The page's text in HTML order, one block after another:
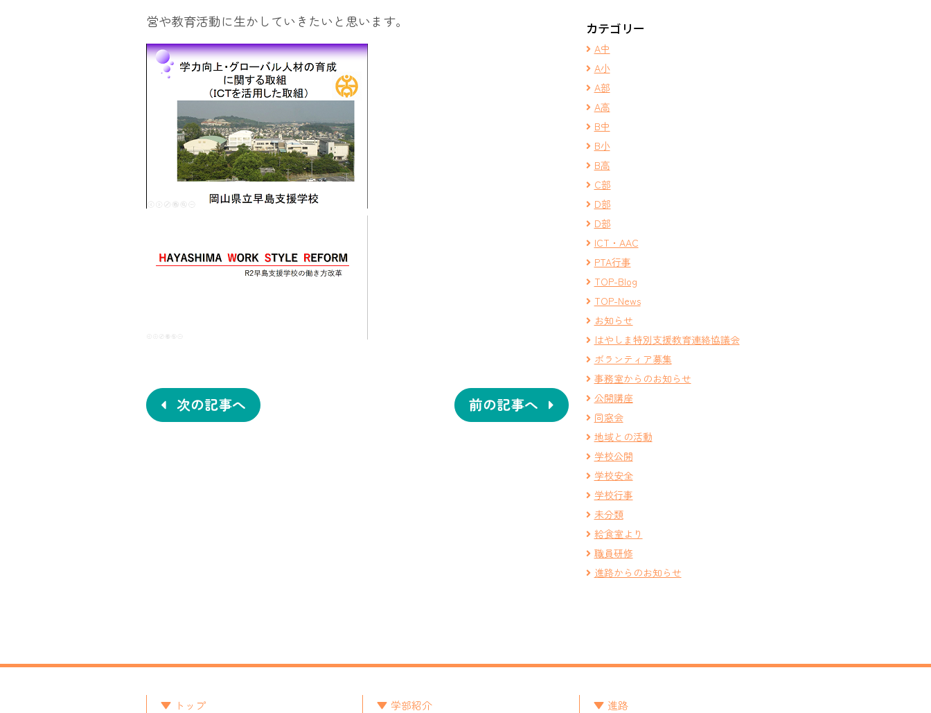
営や教育活動に生かしていきたいと思います。
稿
ナ 前の記事へ
次の記事へ
カテゴリー
A中
A小
A部
A高
B中
B小
B高
C部
D部
D部
ICT・AAC
PTA行事
TOP-Blog
TOP-News
お知らせ
はやしま特別支援教育連絡協議会
ボランティア募集
事務室からのお知らせ
公開講座
同窓会
地域との活動
学校公開
学校安全
学校行事
未分類
給食室より
職員研修
進路からのお知らせ
トップ
学部紹介
進路